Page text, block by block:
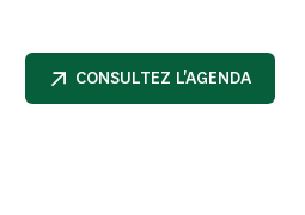
CONSULTEZ L'AGENDA